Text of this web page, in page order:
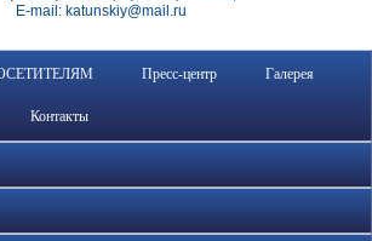
E-mail: katunskiy@mail.ru
Пресс-центр Галерея
Контакты